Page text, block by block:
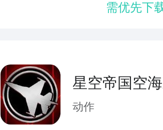
需优先下
星空帝国空
动作